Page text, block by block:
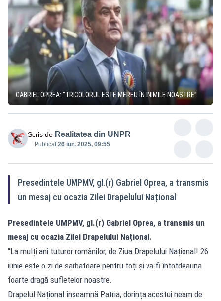
GABRIEL OPREA: ”TRICOLORUL ESTE MEREU ÎN INIMILE NOASTRE”
Scris de Realitatea din UNPR
Publicat:26 iun. 2025, 09:55
Presedintele UMPMV, gl.(r) Gabriel Oprea, a transmis
un mesaj cu ocazia Zilei Drapelului Național
Presedintele UMPMV, gl.(r) Gabriel Oprea, a transmis un
mesaj cu ocazia Zilei Drapelului Național.
“La mulți ani tuturor românilor, de Ziua Drapelului Național! 26
iunie este o zi de sarbatoare pentru toți şi va fi întotdeauna
foarte dragă sufletelor noastre.
Drapelul Național înseamnă Patria, dorința acestui neam de